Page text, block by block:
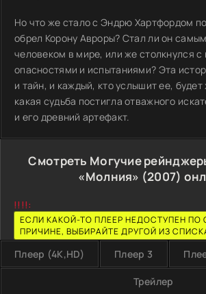
Но что же стало с Эндрю Хартфордом
обрел Корону Авроры? Стал ли он
человеком в мире, или же столкнулся
опасностями и испытаниями? Эта
и тайн, и каждый, кто услышит ее, будет
какая судьба постигла отважного
и его древний артефакт.
Смотреть Могучие
«Молния» (2007)
!!!!:
ЕСЛИ КАКОЙ-ТО ПЛЕЕР НЕДОСТУПЕН ПО
ПРИЧИНЕ, ВЫБИРАЙТЕ ДРУГОЙ ИЗ
Плеер (4K,HD) Плеер 3
Трейлер